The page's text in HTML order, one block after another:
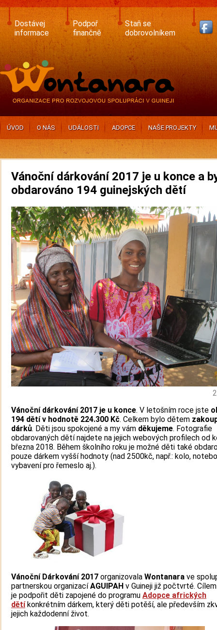
Skip
main
content
Dostávej
informace
Podpoř
finančně
Staň se
dobrovolníkem
ÚVOD O NÁS UDÁLOSTI ADOPCE NAŠE PROJEKTY
Vánoční dárkování 2017 je u konce a
obdarováno 194 guinejských dětí
Vánoční dárkování 2017 je u konce. V letošním roce jste
194 dětí v hodnotě 224.300 Kč. Celkem bylo dětem
dárků. Děti jsou spokojené a my vám děkujeme. Fotografie
obdarovaných dětí najdete na jejich webových profilech od
března 2018. Během školního roku je možné děti také
pouze dárkem vyšší hodnoty (nad 2500kč, např.: kolo,
vybavení pro řemeslo aj.).
Vánoční Dárkování 2017 organizovala Wontanara ve
partnerskou organizacíAGUIPAH v Guineji již počtvrté.
je podpořit děti zapojené do programu Adopce afrických
dětíkonkrétním dárkem, který děti potěší, ale především
jejich každodenní život.